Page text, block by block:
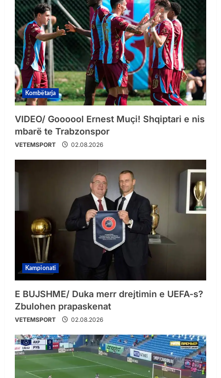
Kombëtarja
VIDEO/ Goooool Ernest Muçi! Shqiptari e nis
mbarë te Trabzonspor
VETEMSPORT 02.08.2026
Kampionati
E BUJSHME/ Duka merr drejtimin e UEFA-s?
Zbulohen prapaskenat
VETEMSPORT 02.08.2026